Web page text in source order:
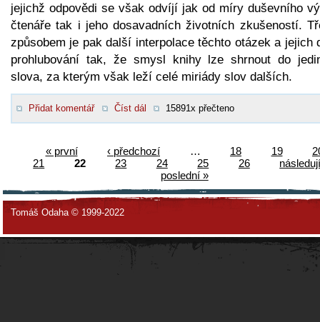
jejichž odpovědi se však odvíjí jak od míry duševního
čtenáře tak i jeho dosavadních životních zkušeností.
způsobem je pak další interpolace těchto otázek a jejich
prohlubování tak, že smysl knihy lze shrnout do
slova, za kterým však leží celé miriády slov dalších.
Přidat komentář Číst dál 15891x přečteno
« první ‹ předchozí … 18 19
21
22 23 24 25 26
poslední »
Tomáš Odaha © 1999-2022